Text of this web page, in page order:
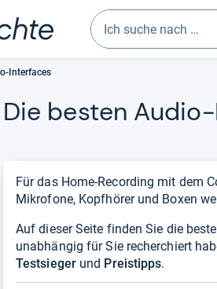
Geben
drei
Zeichen
erscheinen
automatisch
lassen
sich
mit
den
Interfaces
Die bes­ten
Für das Home-Recording mit dem
Mikrofone, Kopfhörer und Boxen
Auf dieser Seite finden Sie die
unabhängig für Sie recherchiert
Testsiegerund Preistipps.